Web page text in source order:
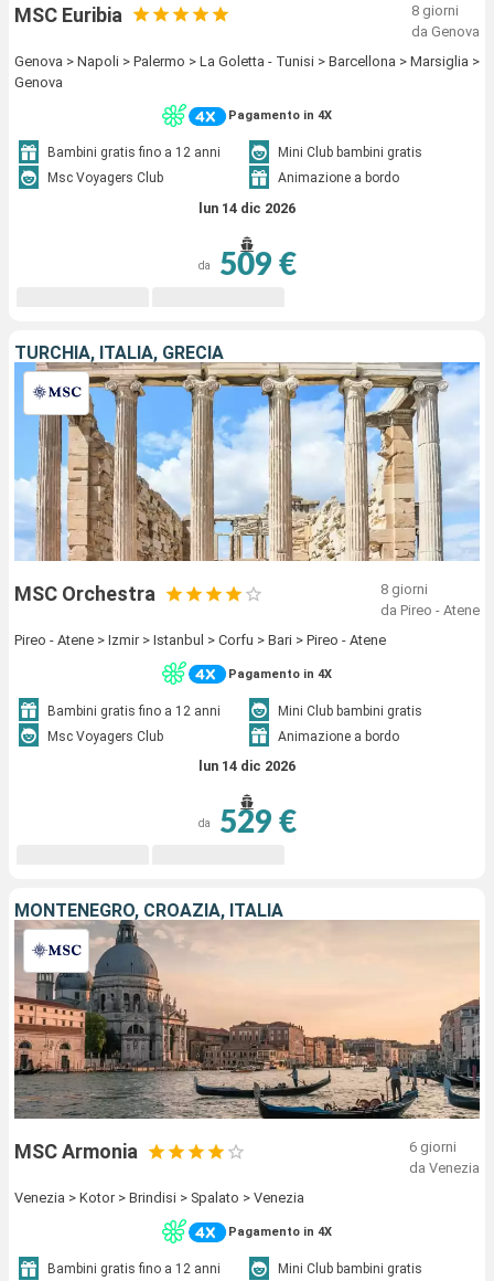
MSC Euribia
8 giorni
da Genova
Genova > Napoli > Palermo > La Goletta - Tunisi > Barcellona > Marsiglia >
Genova
Pagamento in 4X
Bambini gratis fino a 12 anni
Mini Club bambini gratis
Msc Voyagers Club
Animazione a bordo
lun 14 dic 2026
da 509 €
TURCHIA, ITALIA, GRECIA
MSC Orchestra
8 giorni
da Pireo - Atene
Pireo - Atene > Izmir > Istanbul > Corfu > Bari > Pireo - Atene
Pagamento in 4X
Bambini gratis fino a 12 anni
Mini Club bambini gratis
Msc Voyagers Club
Animazione a bordo
lun 14 dic 2026
da 529 €
MONTENEGRO, CROAZIA, ITALIA
MSC Armonia
6 giorni
da Venezia
Venezia > Kotor > Brindisi > Spalato > Venezia
Pagamento in 4X
Bambini gratis fino a 12 anni
Mini Club bambini gratis